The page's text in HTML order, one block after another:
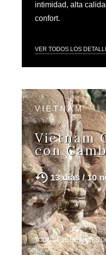
intimidad, alta
confort.
VER TODOS LOS
VIETNAM
Vietnam
con
13 días / 10
TODOS LOS DETALLES